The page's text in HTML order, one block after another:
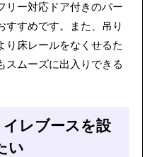
リー対応ドア付きのパー
すすめです。また、吊り
り床レールをなくせるた
スムーズに出入りできる
イレブースを設
い